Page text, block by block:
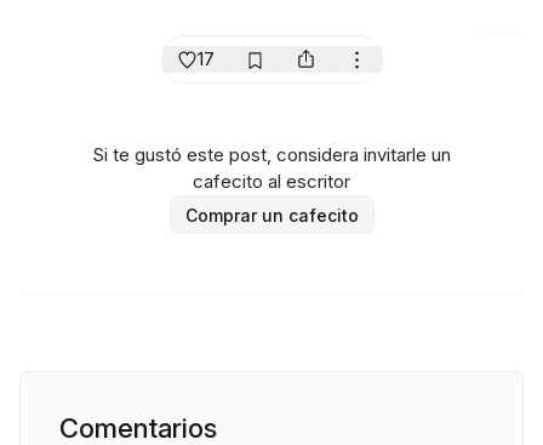
17
Si te gustó este post, considera invitarle un
cafecito al escritor
Comprar un cafecito
Comentarios